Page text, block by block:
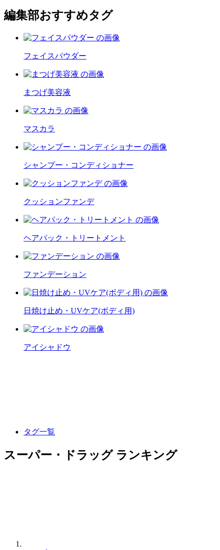
編集部おすすめタグ
フェイスパウダー
まつげ美容液
マスカラ
シャンプー・コンディショナー
クッションファンデ
ヘアパック・トリートメント
ファンデーション
日焼け止め・UVケア(ボディ用)
アイシャドウ
タグ一覧
スーパー・ドラッグ ランキング